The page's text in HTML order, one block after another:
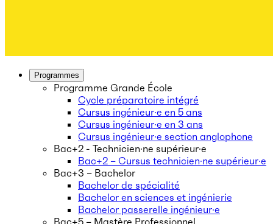
Programmes
Programme Grande École
Cycle préparatoire intégré
Cursus ingénieur·e en 5 ans
Cursus ingénieur·e en 3 ans
Cursus ingénieur·e section anglophone
Bac+2 - Technicien·ne supérieur·e
Bac+2 – Cursus technicien·ne supérieur·e
Bac+3 – Bachelor
Bachelor de spécialité
Bachelor en sciences et ingénierie
Bachelor passerelle ingénieur·e
Bac+5 – Mastère Professionnel